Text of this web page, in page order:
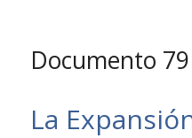
Documento 79
La